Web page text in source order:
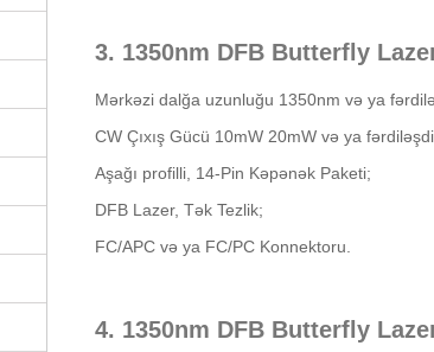
3. 1350nm DFB Butterfly
Mərkəzi dalğa uzunluğu 1350nm və ya
CW Çıxış Gücü 10mW 20mW və ya
Aşağı profilli, 14-Pin Kəpənək Paketi;
DFB Lazer, Tək Tezlik;
FC/APC və ya FC/PC Konnektoru.
4. 1350nm DFB Butterfly